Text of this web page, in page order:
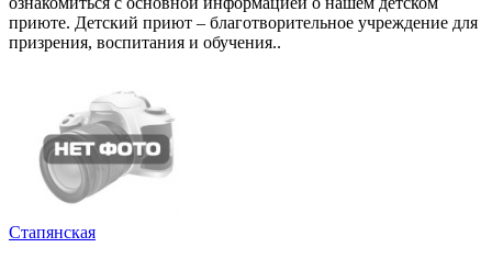
приюте. Детский приют – благотворительное учреждение для
призрения, воспитания и обучения..
Стапянская